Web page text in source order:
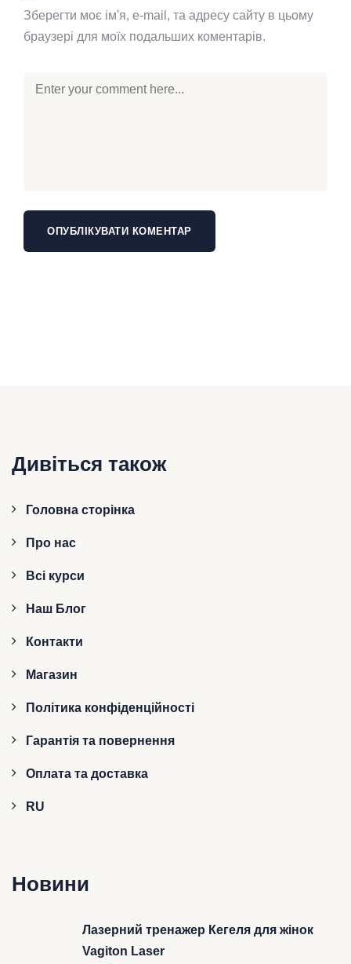
Зберегти моє ім'я, e-mail, та адресу сайту в цьому
браузері для моїх подальших коментарів.
Дивіться також
Головна сторінка
Про нас
Всі курси
Наш Блог
Контакти
Магазин
Політика конфіденційності
Гарантія та повернення
Оплата та доставка
RU
Новини
Лазерний тренажер Кегеля для жінок
Vagiton Laser